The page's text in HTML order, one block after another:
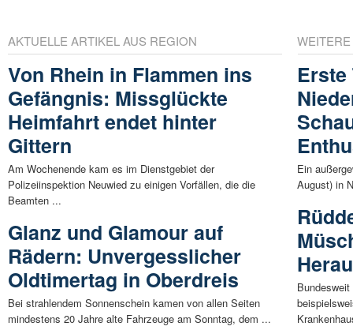
AKTUELLE ARTIKEL AUS REGION
Von Rhein in Flammen ins
Gefängnis: Missglückte
Heimfahrt endet hinter
Gittern
Am Wochenende kam es im Dienstgebiet der
Polizeiinspektion Neuwied zu einigen Vorfällen, die die
Beamten ...
Glanz und Glamour auf
Rädern: Unvergesslicher
Oldtimertag in Oberdreis
Bei strahlendem Sonnenschein kamen von allen Seiten
mindestens 20 Jahre alte Fahrzeuge am Sonntag, dem ...
Ein
August) in